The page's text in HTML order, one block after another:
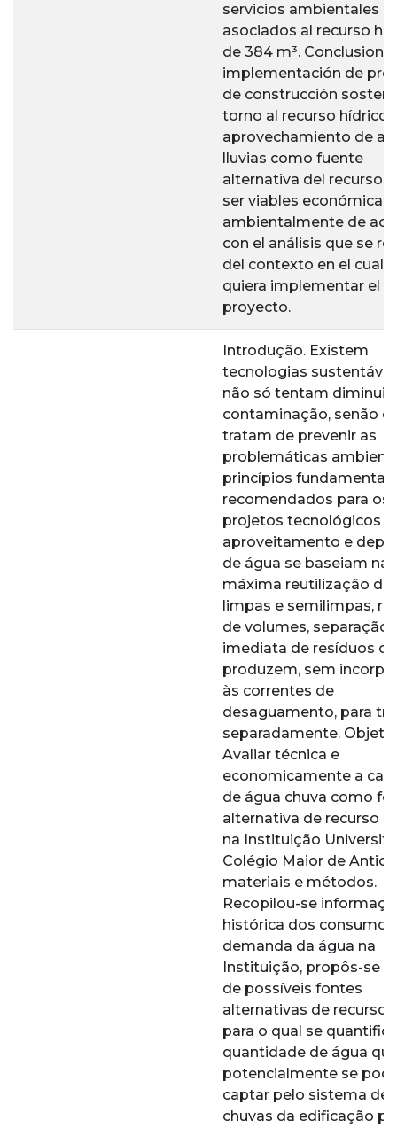
servicios ambientales
asociados al recurso
de 384 m³.
implementación de
de construcción
torno al recurso hídrico
aprovechamiento de
lluvias como fuente
alternativa del recurso
ser viables económica,
ambientalmente de
con el análisis que se
del contexto en el cual
quiera implementar el
proyecto.
Introdução. Existem
tecnologias
não só tentam diminuir
contaminação, senão
tratam de prevenir as
problemáticas
princípios fundamentais
recomendados para os
projetos tecnológicos
aproveitamento e
de água se baseiam na
máxima reutilização de
limpas e semilimpas,
de volumes, separação
imediata de resíduos
produzem, sem
às correntes de
desaguamento, para
separadamente.
Avaliar técnica e
economicamente a
de água chuva como
alternativa de recurso
na Instituição
Colégio Maior de
materiais e métodos.
Recopilou-se
histórica dos consumos
demanda da água na
Instituição, propôs-se a
de possíveis fontes
alternativas de recurso
para o qual se
quantidade de água
potencialmente se
captar pelo sistema de
chuvas da edificação